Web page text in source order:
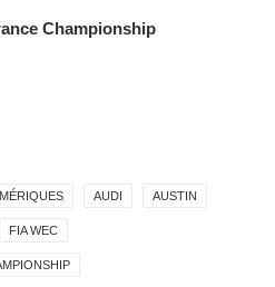
Championship
AUDI AUSTIN
FIA WEC